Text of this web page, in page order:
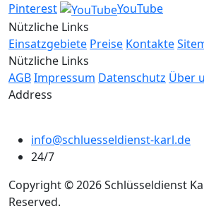
Pinterest
YouTube
Nützliche Links
Einsatzgebiete Preise Kontakte
Nützliche Links
AGBImpressum Datenschutz Über
Address
info@schluesseldienst-karl.de
24/7
Copyright © 2026 Schlüsseldienst
Reserved.